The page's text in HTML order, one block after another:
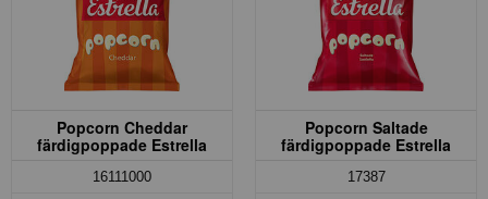
Popcorn Cheddar
färdigpoppade Estrella
16111000
Popcorn Saltade
färdigpoppade Estrella
17387